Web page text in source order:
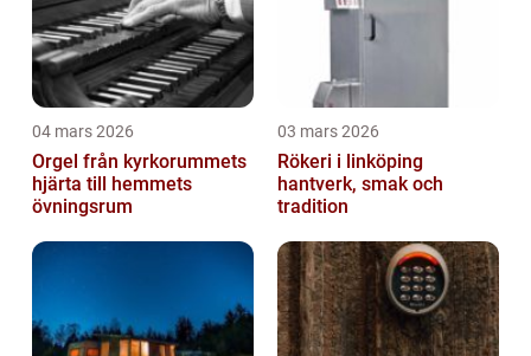
04 mars 2026
Orgel från kyrkorummets
hjärta till hemmets
övningsrum
03 mars 2026
Rökeri i linköping
hantverk, smak och
tradition